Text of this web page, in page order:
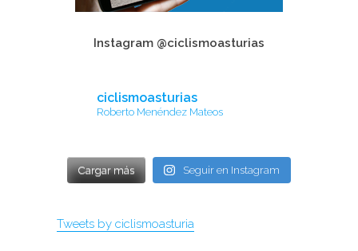
Instagram @ciclismoasturias
ciclismoasturias
Roberto Menéndez Mateos
Cargar más Seguir en Instagram
Tweets by ciclismoasturia